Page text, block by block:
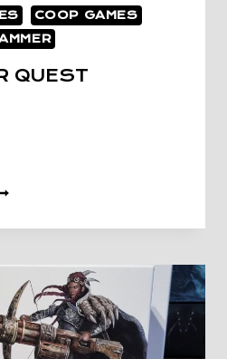
COOP GAMES
QUEST